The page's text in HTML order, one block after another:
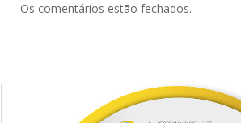
Os comentários estão fechados.